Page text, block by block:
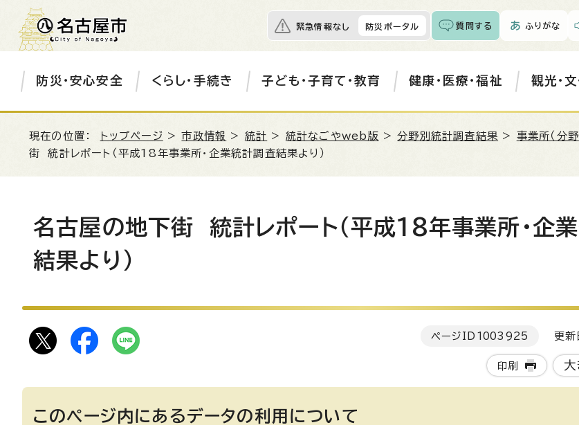
緊急情報なし 防災ポータル 質問する ふりがな
防災・安心安全 くらし・手続き 子ども・子育て・教育 健康・医療・福祉 観光・
現在の位置： トップページ >市政情報 > 統計 > 統計なごやweb版 >分野別統計調査結果 > 事業所（分
街 統計レポート（平成18年事業所・企業統計調査結果より）
名古屋の地下街 統計レポート（平成18年事業所・企
結果より）
ページID 1003925 更新
印刷 大
このページ内にあるデータの利用について